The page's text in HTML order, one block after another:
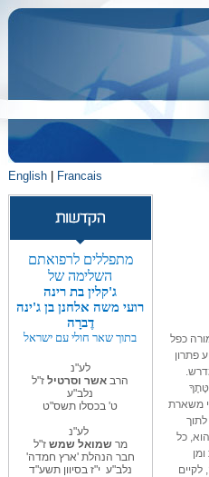
English Francais
כפל
פתרון
משארת
כל
מתפללים לרפואתם
השלימה של
ג'קלין בת רינה
רועי משה אלחנן בן ג'ינה
דֶברָה
בתוך שאר חולי עם ישראל
לע"נ
הרב אשר וסרטיל ז"ל
נלב"ע
ט' בכסלו תשס"ט
לע"נ
מר שמואל שמש ז"ל
חבר הנהלת 'ארץ חמדה'
נלב"ע י"ז בסיוון תשע"ד